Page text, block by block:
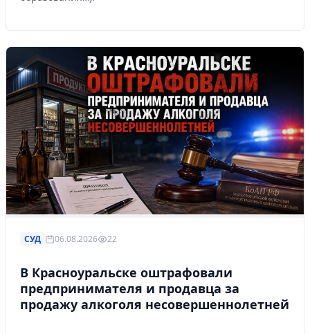
СУД 06.08.2026 22
В Красноуральске оштрафовали
предпринимателя и продавца за
продажу алкоголя несовершеннолетней